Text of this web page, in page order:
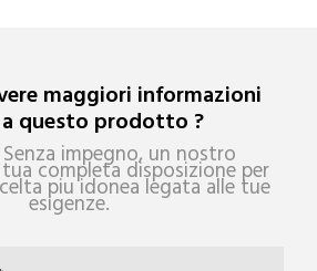
maggiori informazioni
questo prodotto ?
impegno, un nostro
completa disposizione per
piu idonea legata alle tue
esigenze.